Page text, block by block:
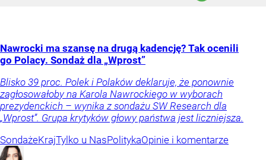
Nawrocki ma szansę na drugą kadencję? Tak ocenili
go Polacy. Sondaż dla „Wprost”
Blisko 39 proc. Polek i Polaków deklaruje, że ponownie
zagłosowałoby na Karola Nawrockiego w wyborach
prezydenckich – wynika z sondażu SW Research dla
„Wprost”. Grupa krytyków głowy państwa jest liczniejsza.
SondażeKrajTylko u NasPolitykaOpinie i komentarze